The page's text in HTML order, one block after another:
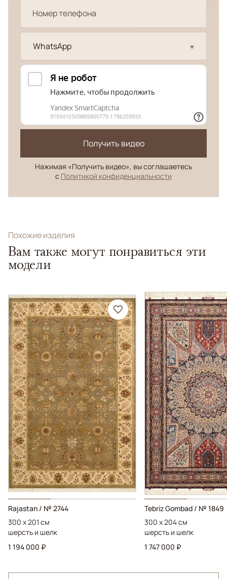
WhatsApp
Получить видео
Нажимая «Получить видео», вы соглашаетесь
с Политикой конфиденциальности
Похожие изделия
Вам также могут понравиться эти
модели
Rajastan / № 2744
300 x 201 см
шерсть и шелк
1 194 000 ₽
Tebriz Gombad / № 1849
300 x 204 см
шерсть и шелк
1 747 000 ₽